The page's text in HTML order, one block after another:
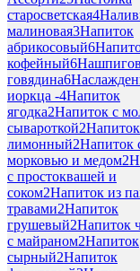
старосветская4
малиновая3Напиток
абрикосовый6
кофейный6
говядина6
иоркца -4Напиток
ягодка2Напиток с
сывароткой2Напиток
лимонный2Напиток
морковью и медом2
с простоквашей и
соком2Напиток из
травами2Напиток
грушевый2Напиток
с майраном2Напиток
сырный2Напиток